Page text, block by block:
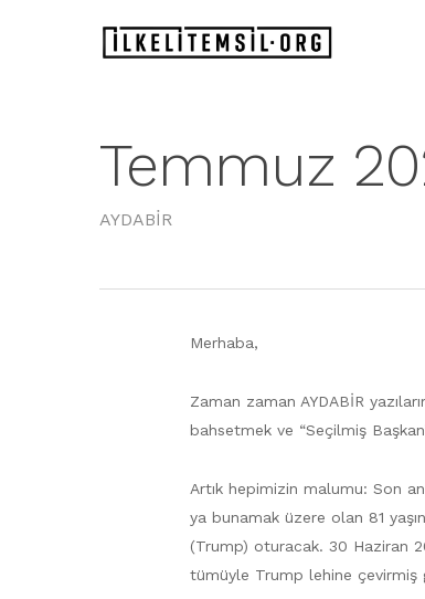
Temmuz
AYDABİR
Merhaba,
Zaman zaman AYDABİR
bahsetmek ve “Seçilmiş
Artık hepimizin malumu: Son
ya bunamak üzere olan 81
(Trump) oturacak. 30 Haziran
tümüyle Trump lehine çevirmiş